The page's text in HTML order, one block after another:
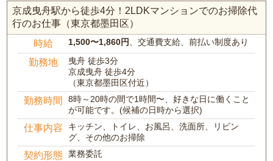
京成曳舟駅から徒歩4分！2LDKマンションでのお掃除代
行のお仕事（東京都墨田区）
時給 1,500〜1,860円、交通費支給、前払い制度あり
勤務地
曳舟 徒歩3分
京成曳舟 徒歩4分
（東京都墨田区付近）
勤務時間
8時～20時の間で1時間〜、好きな日に働くこと
が可能です。(候補の日時から選択)
仕事内容
キッチン、トイレ、お風呂、洗面所、リビン
グ、その他のお掃除
契約形態 業務委託